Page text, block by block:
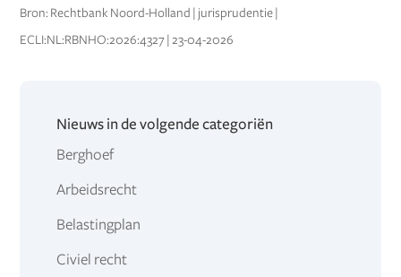
Bron: Rechtbank Noord-Holland | jurisprudentie |
ECLI:NL:RBNHO:2026:4327 | 23-04-2026
Nieuws in de volgende categoriën
Berghoef
Arbeidsrecht
Belastingplan
Civiel recht